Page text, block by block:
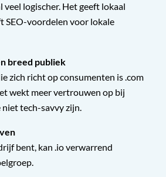
veel logischer. Het geeft lokaal
SEO-voordelen voor lokale
breed publiek
zich richt op consumenten is .com
wekt meer vertrouwen op bij
tech-savvy zijn.
bent, kan .io verwarrend